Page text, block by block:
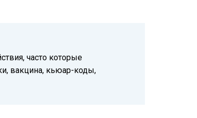
часто которые
вакцина, кьюар-коды,